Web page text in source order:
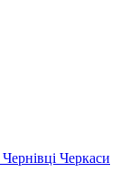
Чернівці Черкаси